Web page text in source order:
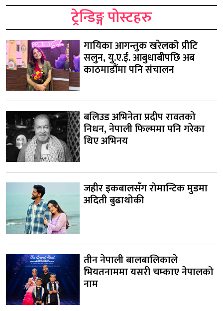
ट्रेन्डिङ्ग पोस्टहरु
गायिका आगन्तुक खरेलको प्रीटि
सलुन, यु.ए.ई. आबुधाबीपछि अब
काठमाडौंमा पनि संचालन
बलिउड अभिनेता प्रदीप रावतको
निधन, नेपाली फिल्ममा पनि गरेका
थिए अभिनय
जहीर इकबालसँग रोमान्टिक मुडमा
अदिती बुढाथोकी
तीन नेपाली बालबालिकाले
भियतनाममा यसरी चम्काए नेपालको
नाम